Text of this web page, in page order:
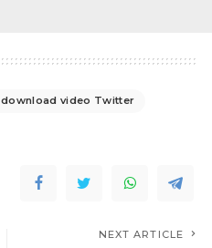
download video Twitter
NEXT ARTICLE